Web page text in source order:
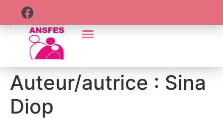
Auteur/autrice : Sina
Diop